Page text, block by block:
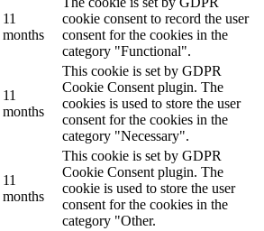
11
months
cookie consent to record the user
consent for the cookies in the
category "Functional".
11
months
This cookie is set by GDPR
Cookie Consent plugin. The
cookies is used to store the user
consent for the cookies in the
category "Necessary".
11
months
This cookie is set by GDPR
Cookie Consent plugin. The
cookie is used to store the user
consent for the cookies in the
category "Other.